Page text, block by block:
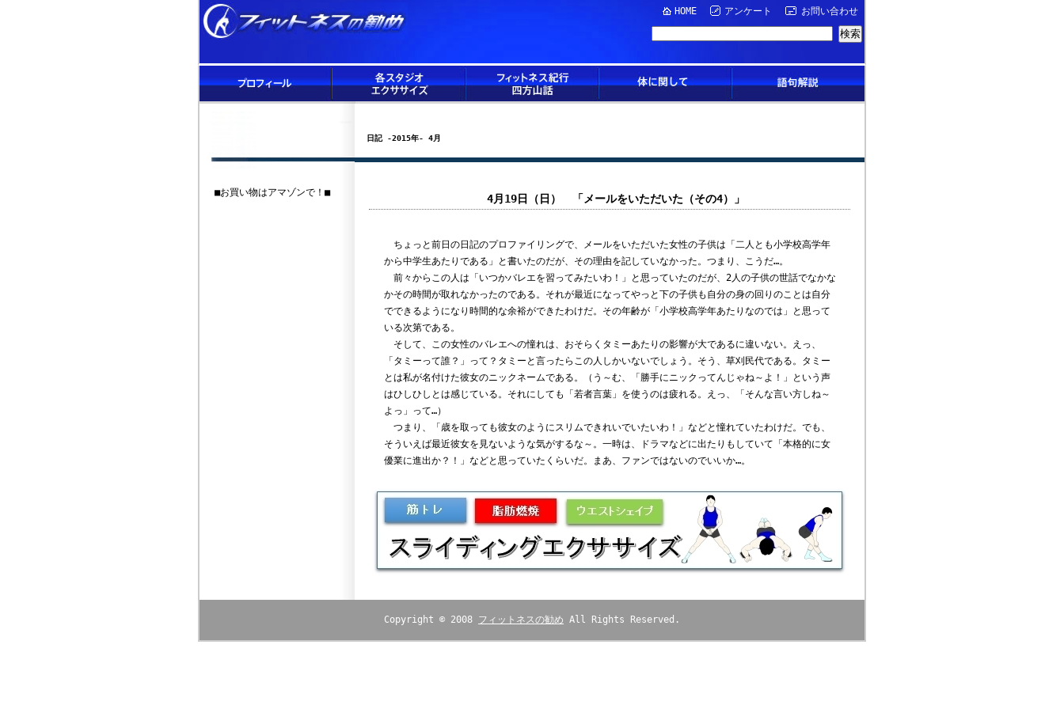
HOME アンケート お問い合わせ
■お買い物はアマゾンで！■
日記 -2015年- 4月
4月19日（日） 「メールをいただいた（その4）」
ちょっと前日の日記のプロファイリングで、メールをいただいた女性の子供は「二人とも小学校高学年
から中学生あたりである」と書いたのだが、その理由を記していなかった。つまり、こうだ…。
前々からこの人は「いつかバレエを習ってみたいわ！」と思っていたのだが、2人の子供の世話でなかな
かその時間が取れなかったのである。それが最近になってやっと下の子供も自分の身の回りのことは自分
でできるようになり時間的な余裕ができたわけだ。その年齢が「小学校高学年あたりなのでは」と思って
いる次第である。
そして、この女性のバレエへの憧れは、おそらくタミーあたりの影響が大であるに違いない。えっ、
「タミーって誰？」って？タミーと言ったらこの人しかいないでしょう。そう、草刈民代である。タミー
とは私が名付けた彼女のニックネームである。（う～む、「勝手にニックってんじゃね～よ！」という声
はひしひしとは感じている。それにしても「若者言葉」を使うのは疲れる。えっ、「そんな言い方しね～
よっ」って…）
つまり、「歳を取っても彼女のようにスリムできれいでいたいわ！」などと憧れていたわけだ。でも、
そういえば最近彼女を見ないような気がするな～。一時は、ドラマなどに出たりもしていて「本格的に女
優業に進出か？！」などと思っていたくらいだ。まあ、ファンではないのでいいか…。
Copyright © 2008 フィットネスの勧め All Rights Reserved.